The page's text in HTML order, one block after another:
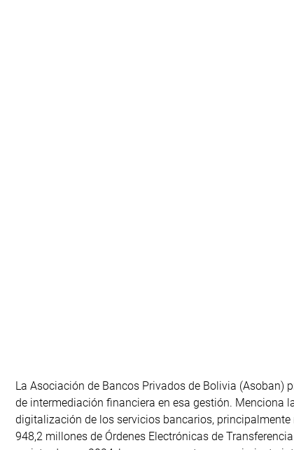
La Asociación de Bancos Privados de Bolivia (Asoban)
de intermediación financiera en esa gestión. Menciona
digitalización de los servicios bancarios,
948,2 millones de Órdenes Electrónicas de